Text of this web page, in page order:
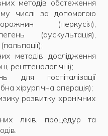
методів обстеження
числі за допомогою
(перкусія),
(аускультація),
методів дослідження
рентгенологічні);
для госпіталізації
хірургічна операція);
розвитку хронічних
ліків, процедур та